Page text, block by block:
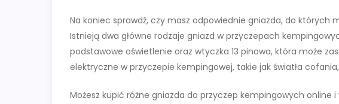
Na koniec sprawdź, czy masz odpowiednie gniazda, do których
Istnieją dwa główne rodzaje gniazd w przyczepach
podstawowe oświetlenie oraz wtyczka 13 pinowa, która może
elektryczne w przyczepie kempingowej, takie jak światła
Możesz kupić różne gniazda do przyczep kempingowych online